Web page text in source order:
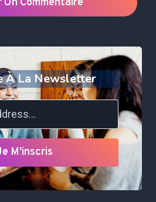
À La Newsletter
M'inscris